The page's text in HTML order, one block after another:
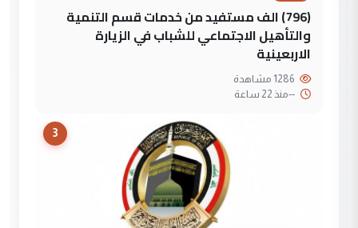
(796) الف مستفيد من خدمات قسم التنمية
والتأهيل الاجتماعي للشباب في الزيارة
الاربعينية
--منذ 22 ساعة
3